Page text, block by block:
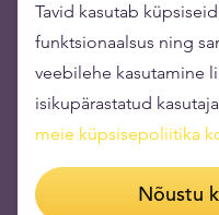
Tavid kasutab
funktsionaalsus ning
veebilehe kasutamine
isikupärastatud
meie küpsisepoliitika
Nõustu